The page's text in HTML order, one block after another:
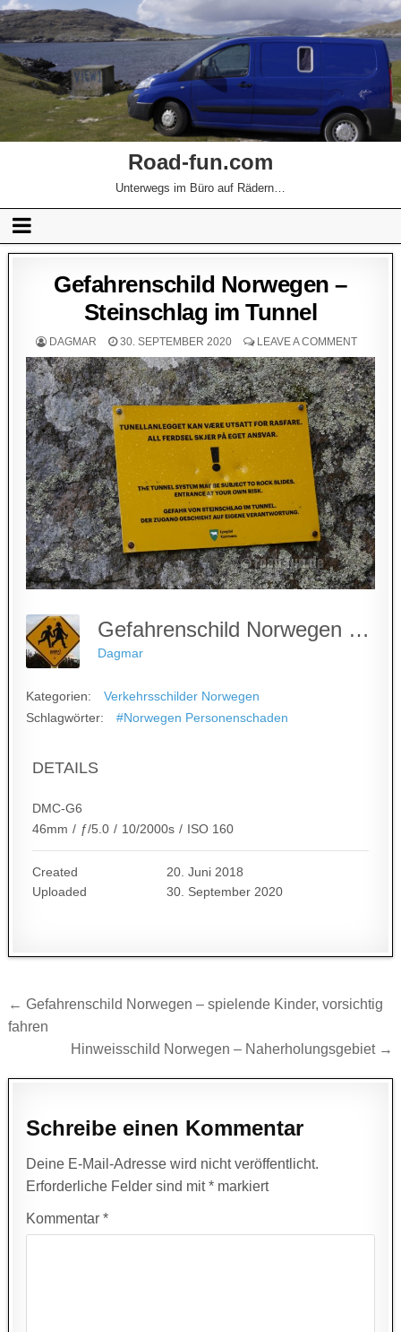
Road-fun.com
Unterwegs im Büro auf Rädern…
Gefahrenschild Norwegen –
Steinschlag im Tunnel
DAGMAR 30. SEPTEMBER 2020 LEAVE A COMMENT
Gefahrenschild Norwegen - Steinschlag Im Tunnel
Dagmar
Kategorien:
Verkehrsschilder Norwegen
Schlagwörter:
#Norwegen Personenschaden
DETAILS
DMC-G6
46mm / ƒ/5.0 / 10/2000s / ISO 160
Created
20. Juni 2018
Uploaded
30. September 2020
Beitragsnavigation
← Gefahrenschild Norwegen – spielende Kinder, vorsichtig
fahren
Hinweisschild Norwegen – Naherholungsgebiet →
Schreibe einen Kommentar
Deine E-Mail-Adresse wird nicht veröffentlicht.
Erforderliche Felder sind mit* markiert
Kommentar*